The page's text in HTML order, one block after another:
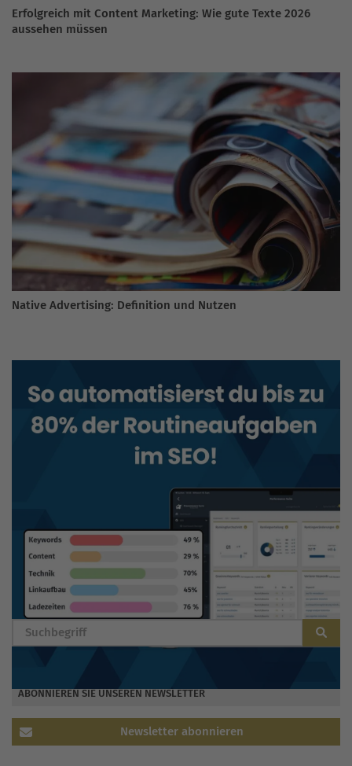
Erfolgreich mit Content Marketing: Wie gute Texte 2026
aussehen müssen
Native Advertising: Definition und Nutzen
BLOG DURCHSUCHEN
ABONNIEREN SIE UNSEREN NEWSLETTER
Newsletter abonnieren